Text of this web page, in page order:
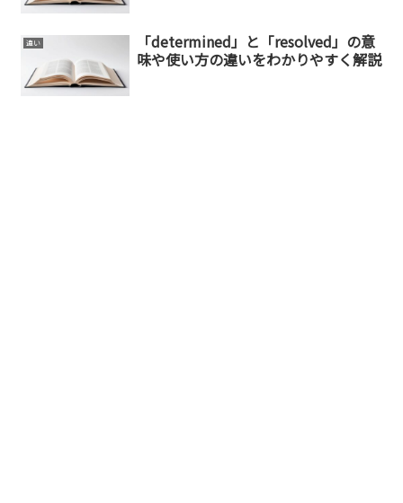
違い
「determined」と「resolved」の意
味や使い方の違いをわかりやすく解説